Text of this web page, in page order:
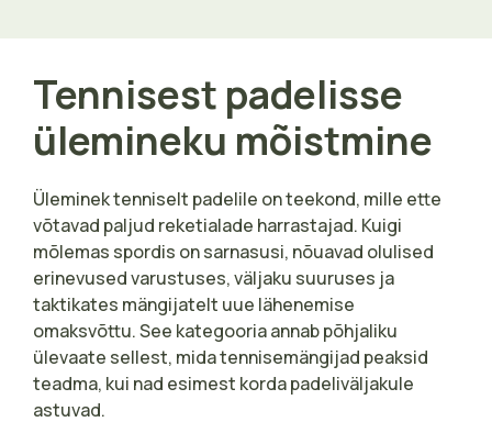
Tennisest padelisse
ülemineku mõistmine
Üleminek tenniselt padelile on teekond, mille ette
võtavad paljud reketialade harrastajad. Kuigi
mõlemas spordis on sarnasusi, nõuavad olulised
erinevused varustuses, väljaku suuruses ja
taktikates mängijatelt uue lähenemise
omaksvõttu. See kategooria annab põhjaliku
ülevaate sellest, mida tennisemängijad peaksid
teadma, kui nad esimest korda padeliväljakule
astuvad.